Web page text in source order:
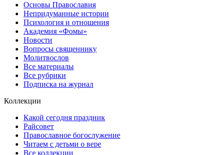
Основы Православия
Непридуманные истории
Психология и отношения
Академия «Фомы»
Новости
Вопросы священнику
Молитвослов
Все материалы
Все рубрики
Подписка на журнал
Коллекции
Какой сегодня праздник
Райсовет
Православное богослужение
Читаем с детьми о вере
Все коллекции